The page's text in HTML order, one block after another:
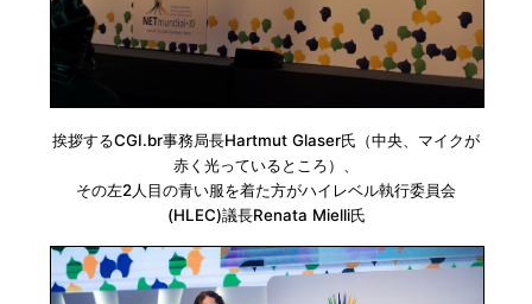
挨拶するCGI.br事務局長Hartmut Glaser氏（中央、マイクが
赤く光っているところ）、
その左2人目の青い服を着た方がハイレベル執行委員会
(HLEC)議長Renata Mielli氏